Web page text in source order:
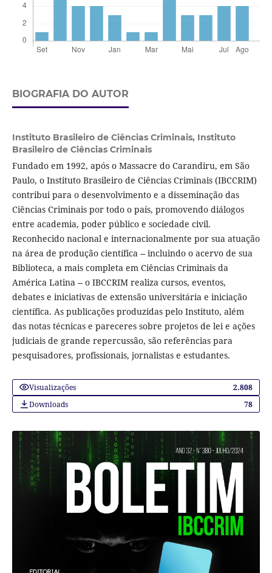
BIOGRAFIA DO AUTOR
Instituto Brasileiro de Ciências Criminais, Instituto
Brasileiro de Ciências Criminais
Fundado em 1992, após o Massacre do Carandiru, em São
Paulo, o Instituto Brasileiro de Ciências Criminais (IBCCRIM)
contribui para o desenvolvimento e a disseminação das
Ciências Criminais por todo o país, promovendo diálogos
entre academia, poder público e sociedade civil.
Reconhecido nacional e internacionalmente por sua atuação
na área de produção científica -- incluindo o acervo de sua
Biblioteca, a mais completa em Ciências Criminais da
América Latina -- o IBCCRIM realiza cursos, eventos,
debates e iniciativas de extensão universitária e iniciação
científica. As publicações produzidas pelo Instituto, além
das notas técnicas e pareceres sobre projetos de lei e ações
judiciais de grande repercussão, são referências para
pesquisadores, profissionais, jornalistas e estudantes.
Visualizações
2.808
Downloads
78